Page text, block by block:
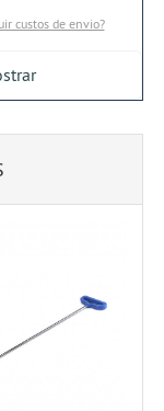
custos de envio?